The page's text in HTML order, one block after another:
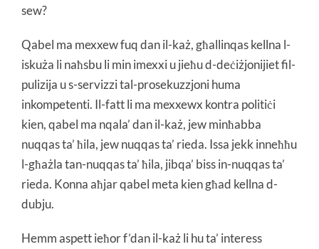
sew?
Qabel ma mexxew fuq dan il-każ, għallinqas kellna l-
iskuża li naħsbu li min imexxi u jieħu d-deċiżjonijiet fil-
pulizija u s-servizzi tal-prosekuzzjoni huma
inkompetenti. Il-fatt li ma mexxewx kontra politiċi
kien, qabel ma nqala’ dan il-każ, jew minħabba
nuqqas ta’ ħila, jew nuqqas ta’ rieda. Issa jekk inneħħu
l-għażla tan-nuqqas ta’ ħila, jibqa’ biss in-nuqqas ta’
rieda. Konna aħjar qabel meta kien għad kellna d-
dubju.
Hemm aspett ieħor f’dan il-każ li hu ta’ interess